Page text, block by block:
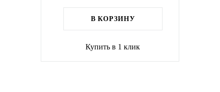
В КОРЗИНУ
Купить в 1 клик